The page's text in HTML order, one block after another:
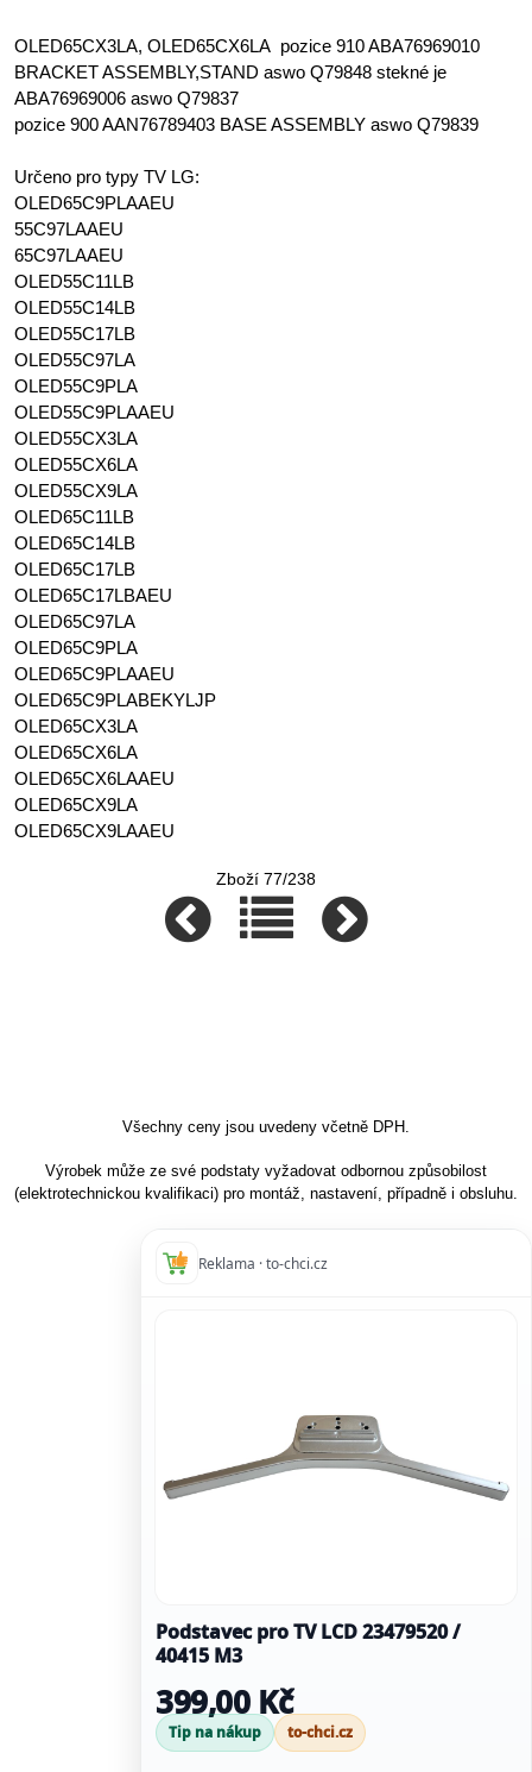
OLED65CX3LA, OLED65CX6LA pozice 910 ABA76969010
BRACKET ASSEMBLY,STAND aswo Q79848 stekné je
ABA76969006 aswo Q79837
pozice 900 AAN76789403 BASE ASSEMBLY aswo Q79839
Určeno pro typy TV LG:
OLED65C9PLAAEU
55C97LAAEU
65C97LAAEU
OLED55C11LB
OLED55C14LB
OLED55C17LB
OLED55C97LA
OLED55C9PLA
OLED55C9PLAAEU
OLED55CX3LA
OLED55CX6LA
OLED55CX9LA
OLED65C11LB
OLED65C14LB
OLED65C17LB
OLED65C17LBAEU
OLED65C97LA
OLED65C9PLA
OLED65C9PLAAEU
OLED65C9PLABEKYLJP
OLED65CX3LA
OLED65CX6LA
OLED65CX6LAAEU
OLED65CX9LA
OLED65CX9LAAEU
Zboží 77/238
Všechny ceny jsou uvedeny včetně DPH.
Výrobek může ze své podstaty vyžadovat odbornou způsobilost
(elektrotechnickou kvalifikaci) pro montáž, nastavení, případně i obsluhu.
Reklama · to-chci.cz
Podstavec pro TV LCD 23479520 /
40415 M3
399,00 Kč
Tip na nákup to-chci.cz